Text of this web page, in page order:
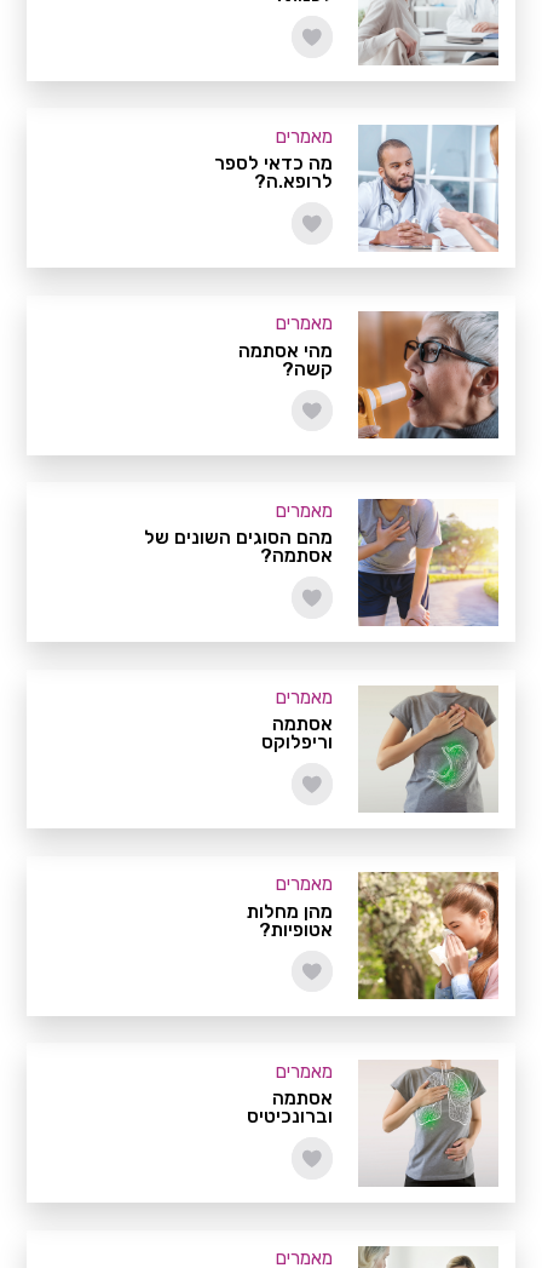
מאמרים
מה כדאי לספר
לרופא.ה?
מאמרים
מהי אסתמה
קשה?
מאמרים
מהם הסוגים השונים של
אסתמה?
מאמרים
אסתמה
וריפלוקס
מאמרים
מהן מחלות
אטופיות?
מאמרים
אסתמה
וברונכיטיס
מאמרים